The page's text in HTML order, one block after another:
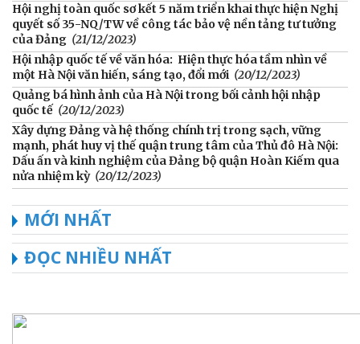
Hội nghị toàn quốc sơ kết 5 năm triển khai thực hiện Nghị
quyết số 35-NQ/TW về công tác bảo vệ nền tảng tư tưởng
của Đảng (21/12/2023)
Hội nhập quốc tế về văn hóa: Hiện thực hóa tầm nhìn về
một Hà Nội văn hiến, sáng tạo, đổi mới (20/12/2023)
Quảng bá hình ảnh của Hà Nội trong bối cảnh hội nhập
quốc tế (20/12/2023)
Xây dựng Đảng và hệ thống chính trị trong sạch, vững
mạnh, phát huy vị thế quận trung tâm của Thủ đô Hà Nội:
Dấu ấn và kinh nghiệm của Đảng bộ quận Hoàn Kiếm qua
nửa nhiệm kỳ (20/12/2023)
MỚI NHẤT
ĐỌC NHIỀU NHẤT